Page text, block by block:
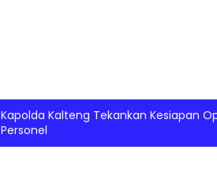
Kapolda Kalteng Tekankan Kesiapan
Personel